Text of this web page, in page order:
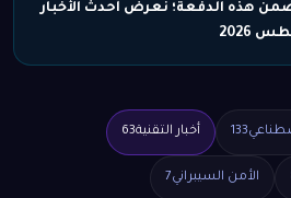
هذه الدفعة؛ نعرض أحدث الأخبار
133 أخبار التقنية63
الأمن السيبراني7